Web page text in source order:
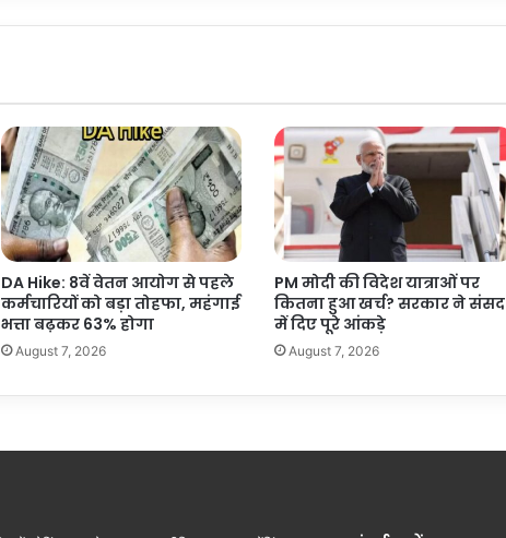
ई
इ
ला
कों
में
आ
ज
आं
धी
औ
र
आ
DA Hike: 8वें वेतन आयोग से पहले
कर्मचारियों को बड़ा तोहफा, महंगाई
भत्ता बढ़कर 63% होगा
August 7, 2026
PM मोदी की विदेश यात्राओं पर
कितना हुआ खर्च? सरकार ने संसद
में दिए पूरे आंकड़े
August 7, 2026